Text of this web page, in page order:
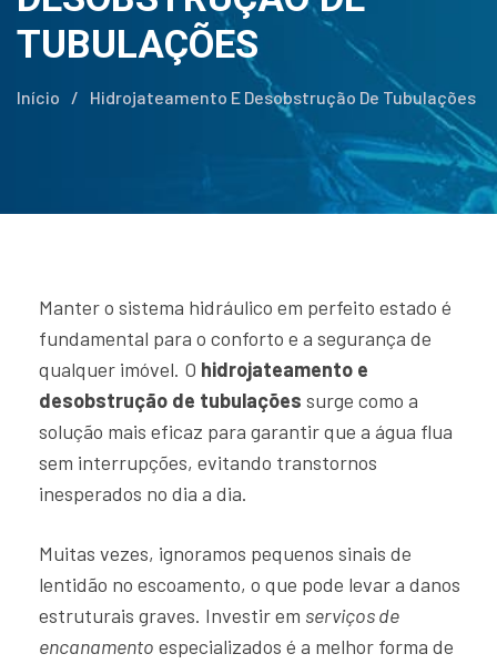
TUBULAÇÕES
Início / Hidrojateamento E Desobstrução De Tubulações
Manter o sistema hidráulico em perfeito estado é
fundamental para o conforto e a segurança de
qualquer imóvel. O hidrojateamento e
desobstrução de tubulações surge como a
solução mais eficaz para garantir que a água flua
sem interrupções, evitando transtornos
inesperados no dia a dia.
Muitas vezes, ignoramos pequenos sinais de
lentidão no escoamento, o que pode levar a danos
estruturais graves. Investir em serviços de
encanamento especializados é a melhor forma de